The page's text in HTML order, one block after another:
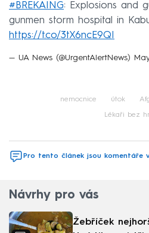
#BREKAING: Explosions and
gunmen storm hospital in
https://t.co/3tX6ncE9QI
— UA News (@UrgentAlertNews)
nemocnice útok
Lékaři bez
Pro tento článek jsou komentáře
Návrhy pro vás
Žebříček